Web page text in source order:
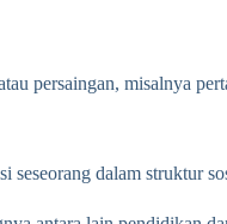
persaingan, misalnya
seseorang dalam struktur